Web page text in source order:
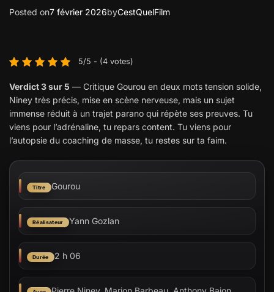
Posted on7 février 2026byCestQuelFilm
5/5 - (4 votes)
Verdict 3 sur 5 — Critique Gourou en deux mots tension solide,
Niney très précis, mise en scène nerveuse, mais un sujet
immense réduit à un trajet parano qui répète ses preuves. Tu
viens pour l’adrénaline, tu repars content. Tu viens pour
l’autopsie du coaching de masse, tu restes sur ta faim.
Titre Gourou
Réalisateur Yann Gozlan
Durée 2 h 06